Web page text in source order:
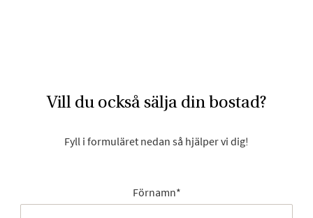
Vill du också sälja din bostad?
Fyll i formuläret nedan så hjälper vi dig!
Förnamn*